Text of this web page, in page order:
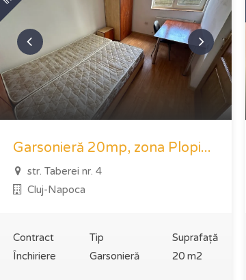
Garsonieră 20mp, zona Plopi...
str. Taberei nr. 4
Cluj-Napoca
Contract
Închiriere
Tip
Garsonieră
Suprafață
20 m2